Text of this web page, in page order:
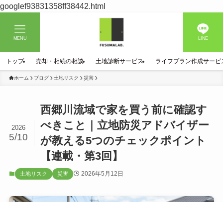
googlef93831358ff38442.html
LINE
MENU
トップ 売却・相続の相談 土地診断サービス ライフプラン作成サービ
ホーム ブログ 土地リスク 災害
西郷川流域で家を買う前に確認す
べきこと｜立地防災アドバイザー
が教える5つのチェックポイント
【連載・第3回】
2026
5/10
土地リスク 災害 2026年5月12日